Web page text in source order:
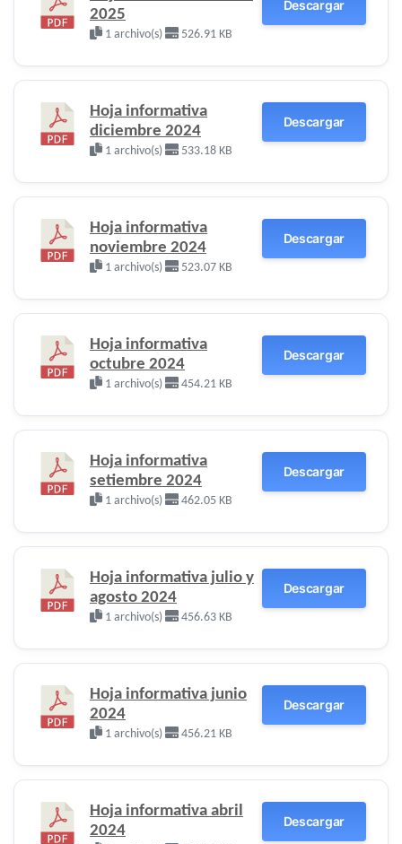
2025
1 archivo(s) 526.91 KB
Descargar
Hoja informativa
diciembre 2024
1 archivo(s) 533.18 KB
Descargar
Hoja informativa
noviembre 2024
1 archivo(s) 523.07 KB
Descargar
Hoja informativa
octubre 2024
1 archivo(s) 454.21 KB
Descargar
Hoja informativa
setiembre 2024
1 archivo(s) 462.05 KB
Descargar
Hoja informativa julio y
agosto 2024
1 archivo(s) 456.63 KB
Descargar
Hoja informativa junio
2024
1 archivo(s) 456.21 KB
Descargar
Hoja informativa abril
2024
Descargar